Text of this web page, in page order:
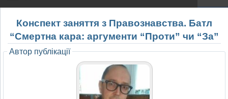
Конспект заняття з Правознавства. Батл
“Смертна кара: аргументи “Проти” чи “За”
Автор публікації